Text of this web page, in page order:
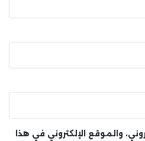
والموقع الإلكتروني في هذا